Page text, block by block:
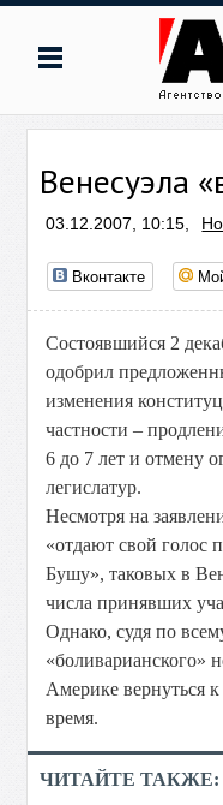
Венесуэла
03.12.2007, 10:15,
Вконтакте
Состоявшийся 2
одобрил
изменения
частности –
6 до 7 лет и отмену
легислатур.
Несмотря на
«отдают свой
Бушу», таковых в
числа принявших
Однако, судя по
«боливарианского»
Америке вернуться к
время.
ЧИТАЙТЕ ТАКЖЕ: